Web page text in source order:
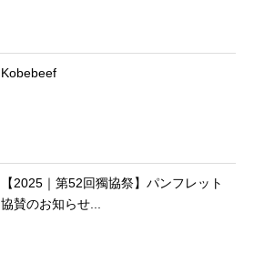
Kobebeef
【2025｜第52回獨協祭】パンフレット
協賛のお知らせ...